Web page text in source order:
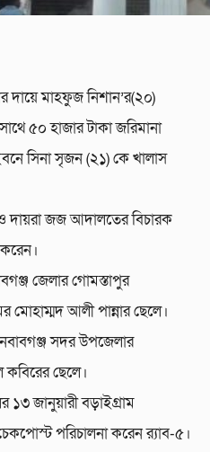
দায়ে মাহফুজ নিশান’র(২০)
৫০ হাজার টাকা জরিমানা
সিনা সৃজন (২১) কে খালাস
দায়রা জজ আদালতের বিচারক
জেলার গোমস্তাপুর
মোহাম্মদ আলী পান্নার ছেলে।
সদর উপজেলার
ছেলে।
১৩ জানুয়ারী বড়াইগ্রাম
পরিচালনা করেন র‌্যাব-৫।